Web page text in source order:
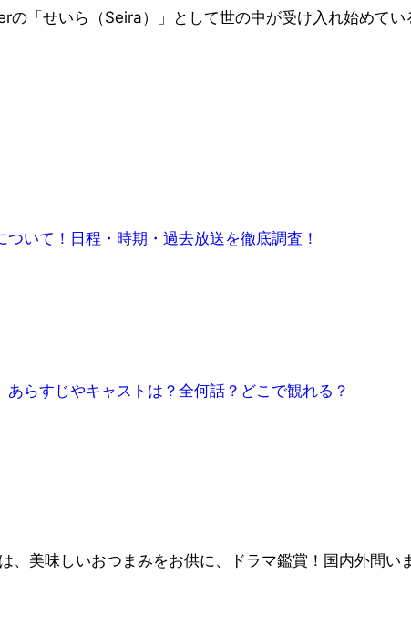
「せいら（Seira）」として世の中が受け入れ始めて
ついて！日程・時期・過去放送を徹底調査！
あらすじやキャストは？全何話？どこで観れる？
、美味しいおつまみをお供に、ドラマ鑑賞！国内外問